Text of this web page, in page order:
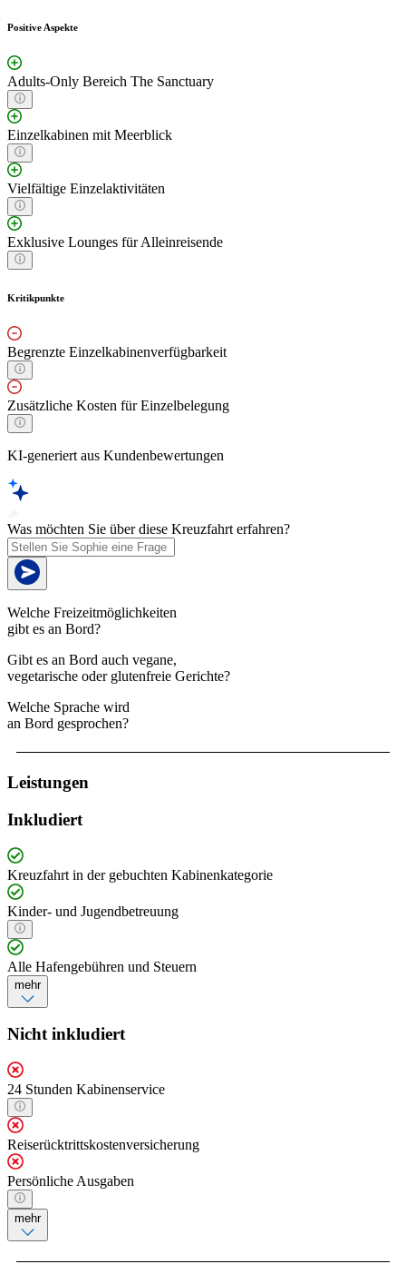
Positive Aspekte
Adults-Only Bereich The Sanctuary
Einzelkabinen mit Meerblick
Vielfältige Einzelaktivitäten
Exklusive Lounges für Alleinreisende
Kritikpunkte
Begrenzte Einzelkabinenverfügbarkeit
Zusätzliche Kosten für Einzelbelegung
KI-generiert aus Kundenbewertungen
Was möchten Sie über diese Kreuzfahrt erfahren?
Welche Freizeitmöglichkeiten
gibt es an Bord?
Gibt es an Bord auch vegane,
vegetarische oder glutenfreie Gerichte?
Welche Sprache wird
an Bord gesprochen?
Leistungen
Inkludiert
Kreuzfahrt in der gebuchten Kabinenkategorie
Kinder- und Jugendbetreuung
Alle Hafengebühren und Steuern
mehr
Nicht inkludiert
24 Stunden Kabinenservice
Reiserücktrittskostenversicherung
Persönliche Ausgaben
mehr